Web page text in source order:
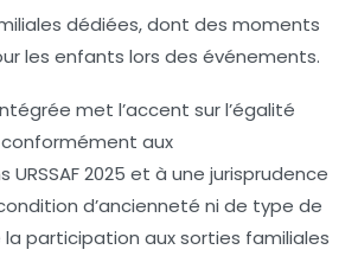
dédiées, dont des moments
les enfants lors des événements.
met l’accent sur l’égalité
conformément aux
2025 et à une jurisprudence
d’ancienneté ni de type de
participation aux sorties familiales